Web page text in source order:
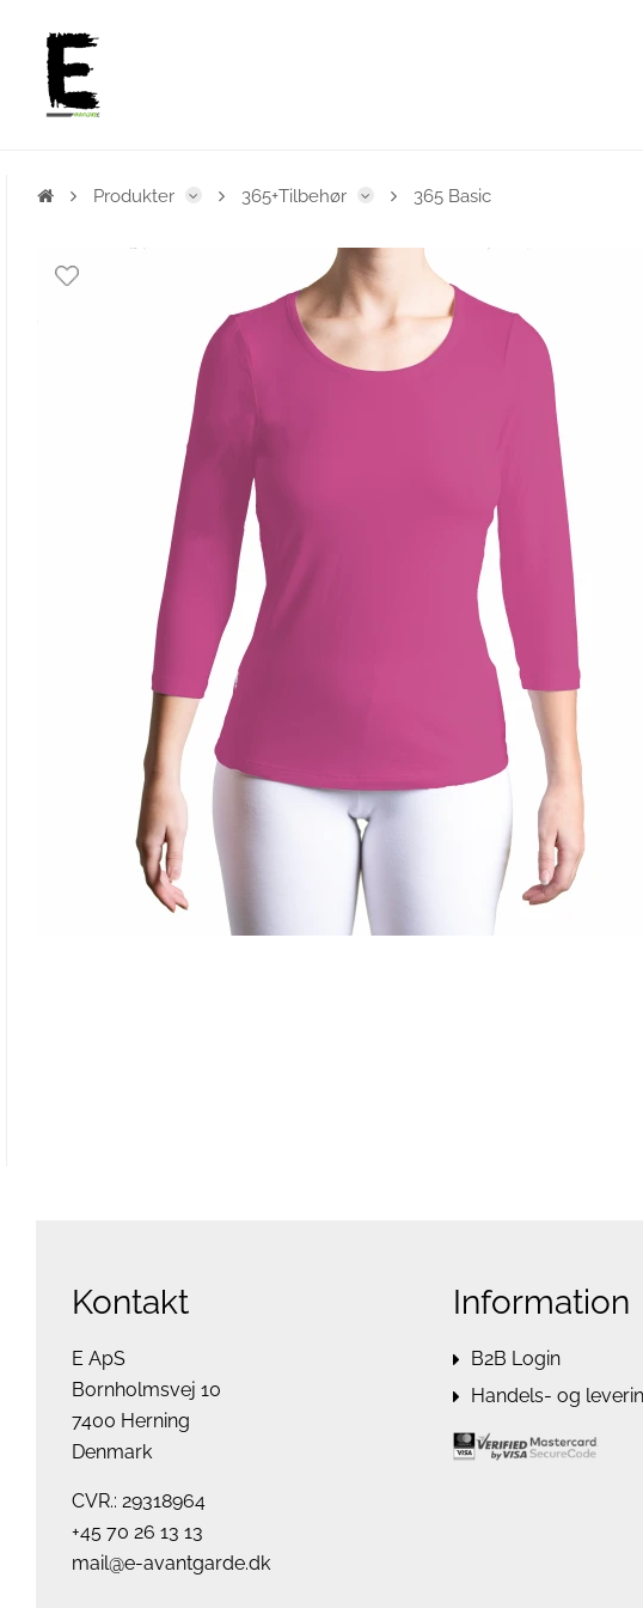
Produkter 365+Tilbehør 365 Basic
Kontakt
E ApS
Bornholmsvej 10
7400 Herning
Denmark
CVR.: 29318964
+45 70 26 13 13
mail@e-avantgarde.dk
Information
B2B Login
Handels- og